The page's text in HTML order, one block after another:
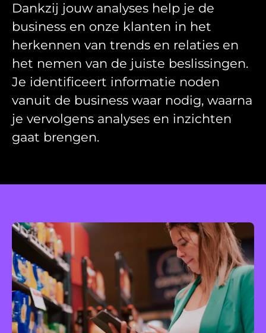
Dankzij jouw analyses help je de
business en onze klanten in het
herkennen van trends en relaties en
het nemen van de juiste beslissingen.
Je identificeert informatie noden
vanuit de business waar nodig, waarna
je vervolgens analyses en inzichten
gaat brengen.